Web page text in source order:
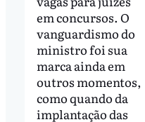
em concursos. O
vanguardismo do
ministro foi sua
marca ainda em
outros momentos,
como quando da
implantação das